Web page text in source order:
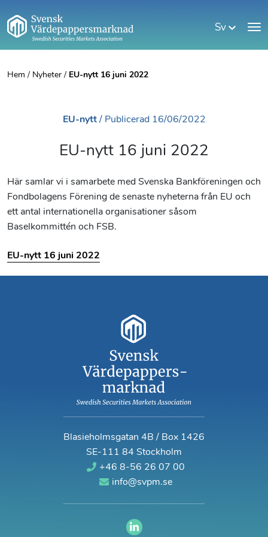
Sv
Hem / Nyheter / EU-nytt 16 juni 2022
EU-nytt / Publicerad 16/06/2022
EU-nytt 16 juni 2022
Här samlar vi i samarbete med Svenska Bankföreningen och
Fondbolagens Förening de senaste nyheterna från EU och
ett antal internationella organisationer såsom
Baselkommittén och FSB.
EU-nytt 16 juni 2022
Blasieholmsgatan 4B / Box 1426
SE-111 84 Stockholm
+46 8-56 26 07 00
info@svpm.se